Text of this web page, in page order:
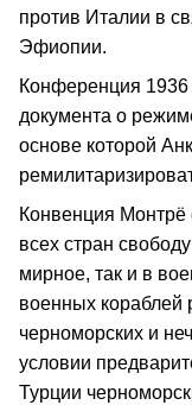
против Италии в
Эфиопии.
Конференция
документа о
основе которой
Конвенция Монтрё
всех стран
мирное, так и в
военных кораблей
черноморских и
условии
Турции